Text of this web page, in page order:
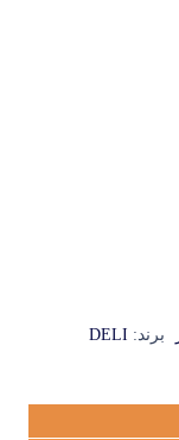
برند: DELI